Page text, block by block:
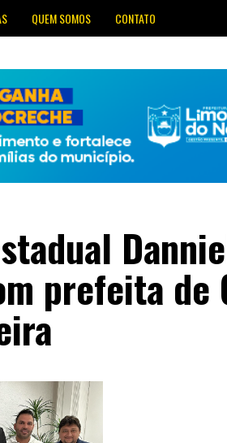
QUEM SOMOS CONTATO
prefeita de